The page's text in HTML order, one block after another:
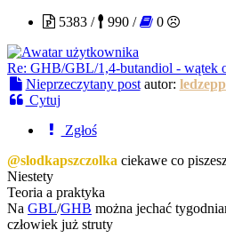
5383 /
990 / 0
Re: GHB/GBL/1,4-butandiol - wątek
Nieprzeczytany post autor:
Cytuj
Zgłoś
@slodkapszczolka ciekawe co
Niestety
Teoria a praktyka
Na GBL/GHB można jechać
człowiek już struty